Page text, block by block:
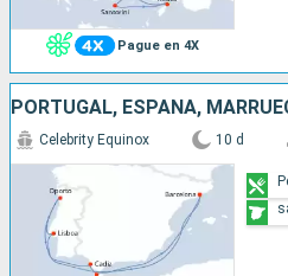
Pague en 4X
PORTUGAL, ESPAÑA,
Celebrity Equinox 10 d